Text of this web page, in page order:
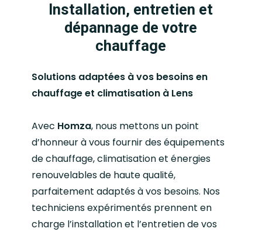
Installation, entretien et
dépannage de votre
chauffage
Solutions adaptées à vos besoins en
chauffage et climatisation à Lens
Avec Homza, nous mettons un point
d’honneur à vous fournir des équipements
de chauffage, climatisation et énergies
renouvelables de haute qualité,
parfaitement adaptés à vos besoins. Nos
techniciens expérimentés prennent en
charge l’installation et l’entretien de vos